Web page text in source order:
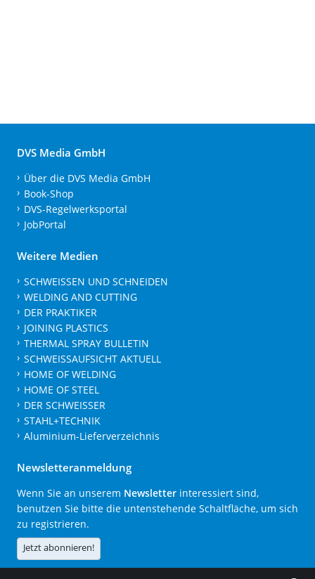
DVS Media GmbH
Über die DVS Media GmbH
Book-Shop
DVS-Regelwerksportal
JobPortal
Weitere Medien
SCHWEISSEN UND SCHNEIDEN
WELDING AND CUTTING
DER PRAKTIKER
JOINING PLASTICS
THERMAL SPRAY BULLETIN
SCHWEISSAUFSICHT AKTUELL
HOME OF WELDING
HOME OF STEEL
DER SCHWEISSER
STAHL+TECHNIK
Aluminium-Lieferverzeichnis
Newsletteranmeldung
Wenn Sie an unserem Newsletter interessiert sind,
benutzen Sie bitte die untenstehende Schaltfläche, um sich
zu registrieren.
Jetzt abonnieren!